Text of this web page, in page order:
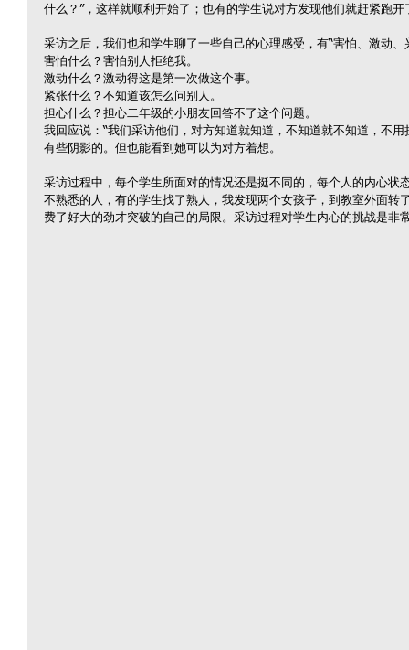
什么？”，这样就顺利开始了；也有的学生说对方发现他们就赶紧跑开
采访之后，我们也和学生聊了一些自己的心理感受，有“害怕、激动
害怕什么？害怕别人拒绝我。
激动什么？激动得这是第一次做这个事。
紧张什么？不知道该怎么问别人。
担心什么？担心二年级的小朋友回答不了这个问题。
我回应说：“我们采访他们，对方知道就知道，不知道就不知道，不
有些阴影的。但也能看到她可以为对方着想。
采访过程中，每个学生所面对的情况还是挺不同的，每个人的内心状
不熟悉的人，有的学生找了熟人，我发现两个女孩子，到教室外面转
费了好大的劲才突破的自己的局限。采访过程对学生内心的挑战是非